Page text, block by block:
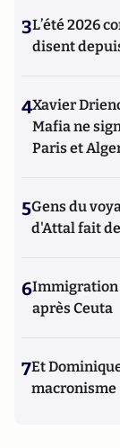
3L’été 2026
disent
4Xavier
Mafia ne
Paris et
5Gens du
d'Attal fait
6Immigration
après Ceuta
7Et
macronisme